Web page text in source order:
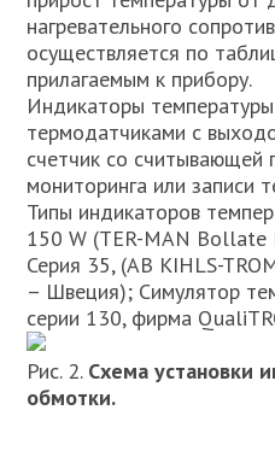
нагревательного
осуществляется по
прилагаемым к прибору.
Индикаторы
термодатчиками с
счетчик со считывающей
мониторинга или записи
Типы индикаторов
150 W (TER-MAN
Серия 35, (АВ KIHLS-
– Швеция); Симулятор
серии 130, фирма
Рис. 2. Схема установки
обмотки.